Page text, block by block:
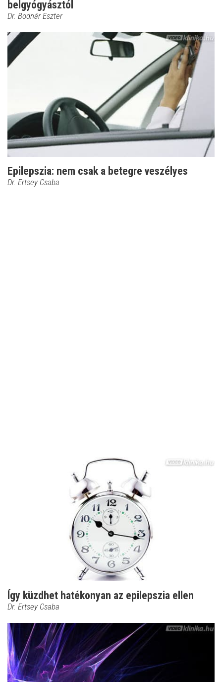
belgyógyásztól
Dr. Bodnár Eszter
Epilepszia: nem csak a betegre veszélyes
Dr. Ertsey Csaba
Így küzdhet hatékonyan az epilepszia ellen
Dr. Ertsey Csaba